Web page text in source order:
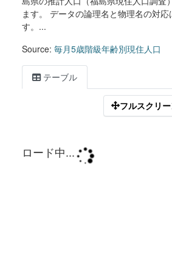
ます。 データの論理名と物理名の対
す。...
Source: 毎月5歳階級年齢別現住人口
テーブル
フルスクリ